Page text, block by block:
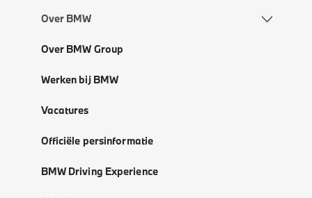
Over BMW
Over BMW Group
Werken bij BMW
Vacatures
Officiële persinformatie
BMW Driving Experience